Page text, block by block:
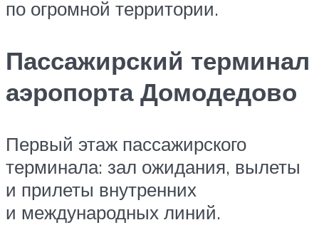
по огромной территории.
Пассажирский терминал
аэропорта Домодедово
Первый этаж пассажирского
терминала: зал ожидания, вылеты
и прилеты внутренних
и международных линий.